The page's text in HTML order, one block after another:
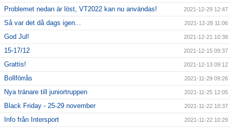
Problemet nedan är löst, VT2022 kan nu användas! 2021-12-29 12:47
Så var det då dags igen... 2021-12-28 11:06
God Jul! 2021-12-21 10:38
15-17/12 2021-12-15 09:37
Grattis! 2021-12-13 09:12
Bollförrås 2021-11-29 09:26
Nya tränare till juniortruppen 2021-11-25 12:05
Black Friday - 25-29 november 2021-11-22 10:37
Info från Intersport 2021-11-22 10:29